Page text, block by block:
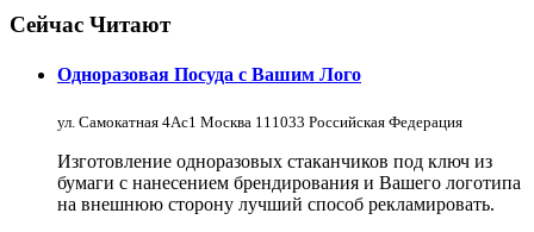
Сейчас Читают
Одноразовая Посуда с Вашим Лого
ул. Самокатная 4Ас1 Москва 111033 Российская Федерация
Изготовление одноразовых стаканчиков под ключ из
бумаги с нанесением брендирования и Вашего логотипа
на внешнюю сторону лучший способ рекламировать.